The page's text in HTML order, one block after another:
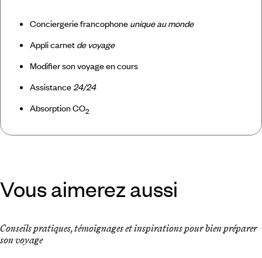
Conciergerie francophone unique au monde
Appli carnet de voyage
Modifier son voyage en cours
Assistance 24/24
Absorption CO2
Vous aimerez aussi
Conseils pratiques, témoignages et inspirations pour bien préparer
son voyage